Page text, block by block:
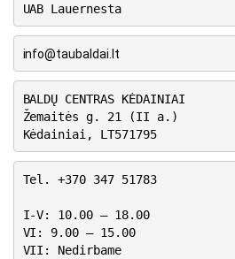
UAB Lauernesta
info@taubaldai.lt
BALDŲ CENTRAS KĖDAINIAI
Žemaitės g. 21 (II a.)
Kėdainiai, LT571795
Tel. +370 347 51783
I-V: 10.00 – 18.00
VI: 9.00 – 15.00
VII: Nedirbame